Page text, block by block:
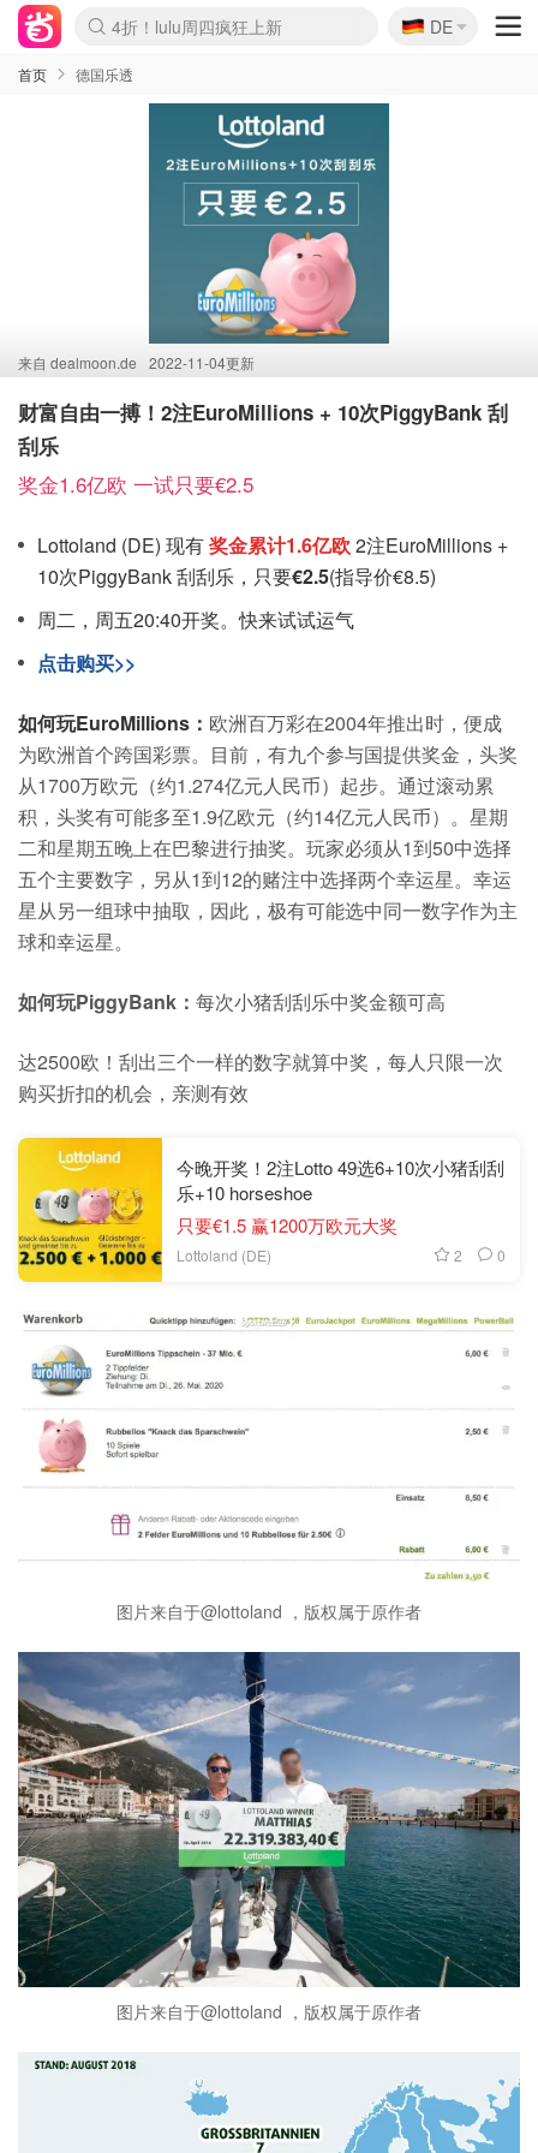
Boticinal 夏促开抢！
4折！lulu周四疯狂上新
还没结束！&OtherStories大促
Joybuy变相75折 随时失效
速领！Stanley独家85折
疑似霸哥！Camper额外叠85折
Zalando 奥莱闪促！每日更新
Moncler反季囤！5折起+叠9折
Coach Brooklyn仅€192
🇩🇪
DE
首页 德国乐透
来自 dealmoon.de 2022-11-04更新
财富自由一搏！2注EuroMillions + 10次PiggyBank 刮
刮乐
奖金1.6亿欧 一试只要€2.5
Lottoland (DE) 现有奖金累计1.6亿欧2注EuroMillions +
10次PiggyBank 刮刮乐，只要€2.5(指导价€8.5)
周二，周五20:40开奖。快来试试运气
点击购买>>
如何玩EuroMillions： 欧洲百万彩在2004年推出时，便成
为欧洲首个跨国彩票。目前，有九个参与国提供奖金，头奖
从1700万欧元（约1.274亿元人民币）起步。通过滚动累
积，头奖有可能多至1.9亿欧元（约14亿元人民币）。星期
二和星期五晚上在巴黎进行抽奖。玩家必须从1到50中选择
五个主要数字，另从1到12的赌注中选择两个幸运星。幸运
星从另一组球中抽取，因此，极有可能选中同一数字作为主
球和幸运星。
如何玩PiggyBank： 每次小猪刮刮乐中奖金额可高
达2500欧！刮出三个一样的数字就算中奖，每人只限一次
购买折扣的机会，亲测有效
今晚开奖！2注Lotto 49选6+10次小猪刮刮
乐+10 horseshoe
只要€1.5 赢1200万欧元大奖
Lottoland (DE) 2 0
图片来自于@lottoland ，版权属于原作者
图片来自于@lottoland ，版权属于原作者